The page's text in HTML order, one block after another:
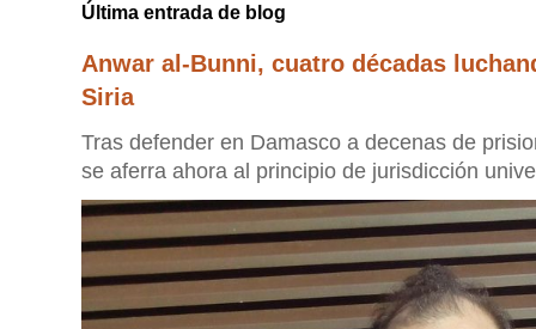
Última entrada de blog
Anwar al-Bunni, cuatro décadas
Siria
Tras defender en Damasco a decenas de
se aferra ahora al principio de jurisdicción